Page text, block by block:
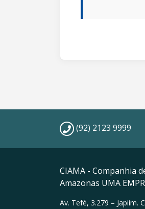
(92) 2123 9999
CIAMA - Companhia
Amazonas UMA
Av. Tefé, 3.279 – Japiim.